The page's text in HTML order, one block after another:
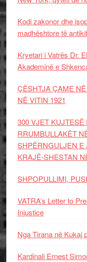
Kodi zakonor dhe
madhështore të
Kryetari i Vatrës Dr.
Akademinë e
ÇËSHTJA ÇAME
NË VITIN 1921
300 VJET KUJTESË
RRUMBULLAKËT
SHPËRNGULJEN E
KRAJË-SHESTAN
SHPOPULLIMI,
VATRA’s Letter to
Injustice
Nga Tirana në Kukaj
Kardinali Ernest